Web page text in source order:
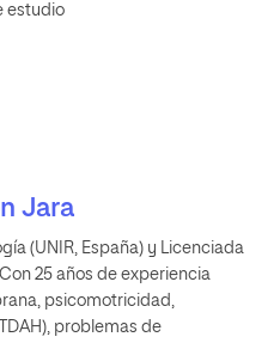
estudio
Jara
(UNIR, España) y Licenciada
25 años de experiencia
psicomotricidad,
problemas de